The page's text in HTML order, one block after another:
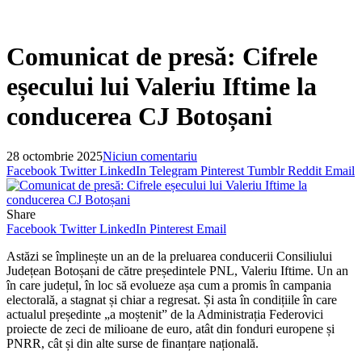
Comunicat de presă: Cifrele
eșecului lui Valeriu Iftime la
conducerea CJ Botoșani
28 octombrie 2025Niciun comentariu
Facebook Twitter LinkedIn Telegram Pinterest Tumblr Reddit Email
Share
Facebook Twitter LinkedIn Pinterest Email
Astăzi se împlinește un an de la preluarea conducerii Consiliului
Județean Botoșani de către președintele PNL, Valeriu Iftime. Un an
în care județul, în loc să evolueze așa cum a promis în campania
electorală, a stagnat și chiar a regresat. Și asta în condițiile în care
actualul președinte „a moștenit” de la Administrația Federovici
proiecte de zeci de milioane de euro, atât din fonduri europene și
PNRR, cât și din alte surse de finanțare națională.